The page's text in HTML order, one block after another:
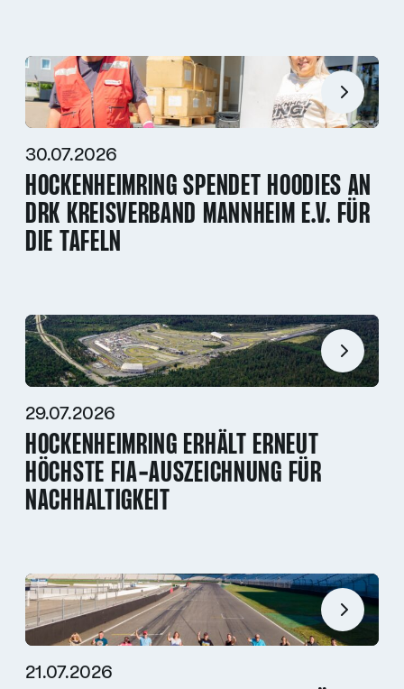
30.07.2026
HOCKENHEIMRING SPENDET HOODIES AN
DRK KREISVERBAND MANNHEIM E.V. FÜR
DIE TAFELN
29.07.2026
HOCKENHEIMRING ERHÄLT ERNEUT
HÖCHSTE FIA-AUSZEICHNUNG FÜR
NACHHALTIGKEIT
21.07.2026